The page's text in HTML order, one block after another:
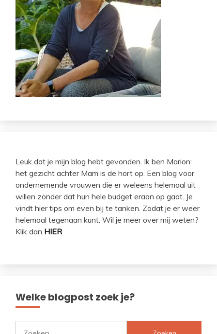
Leuk dat je mijn blog hebt gevonden. Ik ben Marion:
het gezicht achter Mam is de hort op. Een blog voor
ondernemende vrouwen die er weleens helemaal uit
willen zonder dat hun hele budget eraan op gaat. Je
vindt hier tips om even bij te tanken. Zodat je er weer
helemaal tegenaan kunt. Wil je meer over mij weten?
Klik dan HIER
Welke blogpost zoek je?